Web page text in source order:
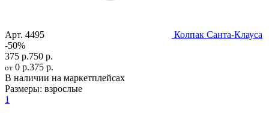
Арт. 4495
Колпак Санта-Клауса
-50%
375 р.750 р.
от 0 р.375 р.
В наличии на маркетплейсах
Размеры: взрослые
1